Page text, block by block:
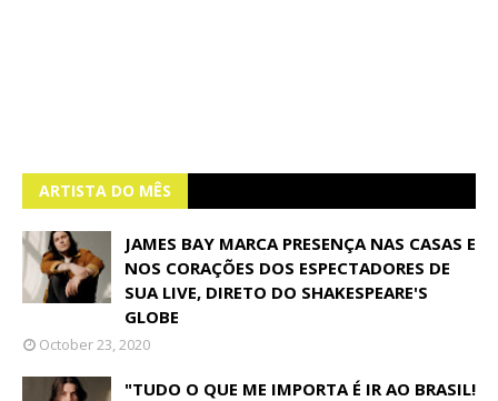
ARTISTA DO MÊS
JAMES BAY MARCA PRESENÇA NAS CASAS E
NOS CORAÇÕES DOS ESPECTADORES DE
SUA LIVE, DIRETO DO SHAKESPEARE'S
GLOBE
October 23, 2020
"TUDO O QUE ME IMPORTA É IR AO BRASIL!